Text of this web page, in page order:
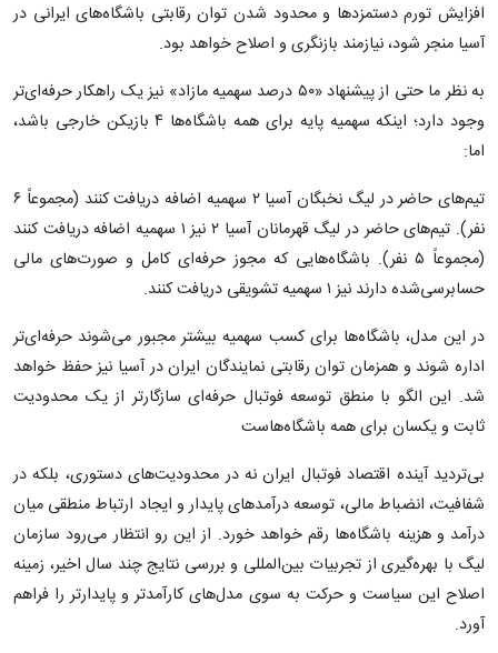
افزایش تورم دستمزدها و محدود شدن توان رقابتی باشگاه‌های ایرانی در
آسیا منجر شود، نیازمند بازنگری و اصلاح خواهد بود.
به نظر ما حتی از پیشنهاد «۵۰ درصد سهمیه مازاد» نیز یک راهکار حرفه‌ای‌تر
وجود دارد؛ اینکه سهمیه پایه برای همه باشگاه‌ها ۴ بازیکن خارجی باشد،
اما:
تیم‌های حاضر در لیگ نخبگان آسیا ۲ سهمیه اضافه دریافت کنند (مجموعاً ۶
نفر). تیم‌های حاضر در لیگ قهرمانان آسیا ۲ نیز ۱ سهمیه اضافه دریافت کنند
(مجموعاً ۵ نفر). باشگاه‌هایی که مجوز حرفه‌ای کامل و صورت‌های مالی
حسابرسی‌شده دارند نیز ۱ سهمیه تشویقی دریافت کنند.
در این مدل، باشگاه‌ها برای کسب سهمیه بیشتر مجبور می‌شوند حرفه‌ای‌تر
اداره شوند و همزمان توان رقابتی نمایندگان ایران در آسیا نیز حفظ خواهد
شد. این الگو با منطق توسعه فوتبال حرفه‌ای سازگارتر از یک محدودیت
ثابت و یکسان برای همه باشگاه‌هاست
بی‌تردید آینده اقتصاد فوتبال ایران نه در محدودیت‌های دستوری، بلکه در
شفافیت، انضباط مالی، توسعه درآمدهای پایدار و ایجاد ارتباط منطقی میان
درآمد و هزینه باشگاه‌ها رقم خواهد خورد. از این رو انتظار می‌رود سازمان
لیگ با بهره‌گیری از تجربیات بین‌المللی و بررسی نتایج چند سال اخیر، زمینه
اصلاح این سیاست و حرکت به سوی مدل‌های کارآمدتر و پایدارتر را فراهم
آورد.